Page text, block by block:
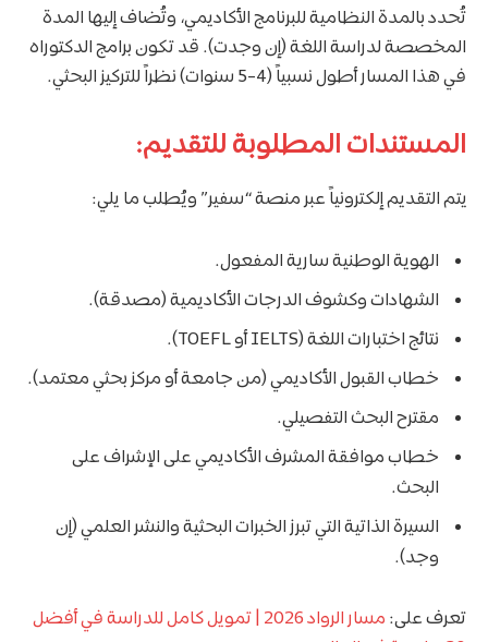
تُحدد بالمدة النظامية للبرنامج الأكاديمي، وتُضاف إليها المدة
المخصصة لدراسة اللغة (إن وجدت). قد تكون برامج الدكتوراه
في هذا المسار أطول نسبياً (4-5 سنوات) نظراً للتركيز البحثي.
المستندات المطلوبة للتقديم:
يتم التقديم إلكترونياً عبر منصة “سفير” ويُطلب ما يلي:
الهوية الوطنية سارية المفعول.
الشهادات وكشوف الدرجات الأكاديمية (مصدقة).
نتائج اختبارات اللغة (IELTS أو TOEFL).
خطاب القبول الأكاديمي (من جامعة أو مركز بحثي معتمد).
مقترح البحث التفصيلي.
خطاب موافقة المشرف الأكاديمي على الإشراف على
البحث.
السيرة الذاتية التي تبرز الخبرات البحثية والنشر العلمي (إن
وجد).
تعرف على:
مسار الرواد 2026 | تمويل كامل للدراسة في أفضل